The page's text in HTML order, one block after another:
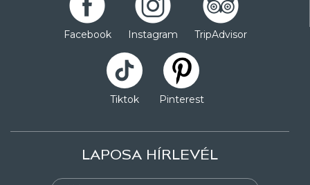
Facebook Instagram TripAdvisor
Tiktok Pinterest
LAPOSA HÍRLEVÉL